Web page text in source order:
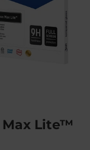
Max Lite™